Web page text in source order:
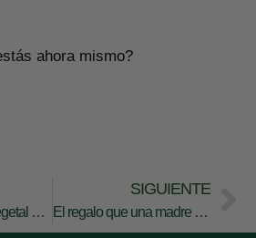
ahora mismo?
¿Por qué tu tinte vegetal no cubre bien las canas? y cómo solucionarlo paso a paso
SIGUIENTE
El regalo que una madre nunca pide (pero necesita)